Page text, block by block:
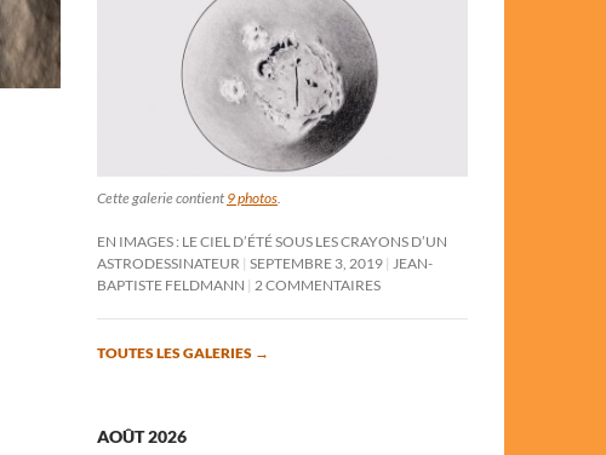
Cette galerie contient 9 photos
EN IMAGES : LE CIEL D’ÉTÉ SOUS LES CRAYONS D’UN
ASTRODESSINATEUR SEPTEMBRE 3, 2019
JEAN-
BAPTISTE FELDMANN
2 COMMENTAIRES
TOUTES LES GALERIES →
AOÛT 2026